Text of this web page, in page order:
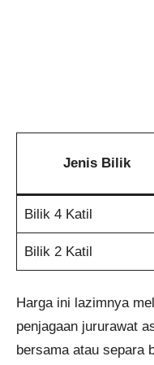
Jenis Bilik
Bilik 4 Katil
Bilik 2 Katil
Harga ini lazimnya
penjagaan jururawat
bersama atau separa